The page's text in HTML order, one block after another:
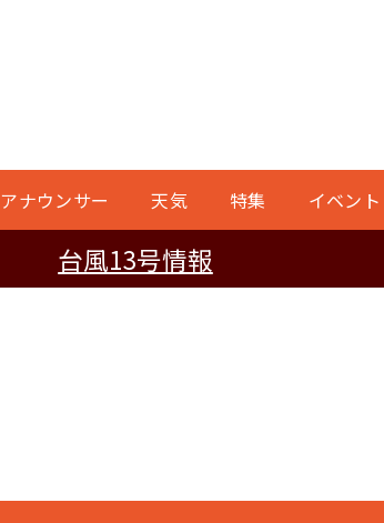
アナウンサー 天気 特集 イベント
台風13号情報